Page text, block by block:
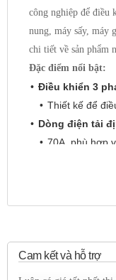
công nghiệp để điều
nung, máy sấy, máy
chi tiết về sản phẩm
Đặc điểm nổi bật:
Điều khiển 3
Thiết kế để
Dòng điện tải
70A, phù hợp
Điện áp tải
Hỗ trợ nhiều
Cam kết và hỗ trợ